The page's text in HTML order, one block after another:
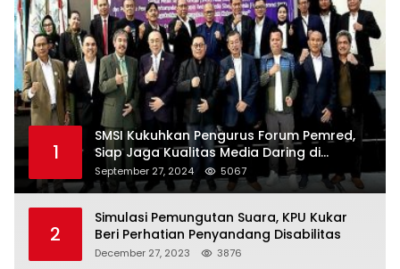
1
SMSI Kukuhkan Pengurus Forum Pemred,
Siap Jaga Kualitas Media Daring di
Indonesia
September 27, 2024 5067
2
Simulasi Pemungutan Suara, KPU Kukar
Beri Perhatian Penyandang Disabilitas
December 27, 2023 3876